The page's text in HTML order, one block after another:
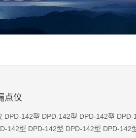
点仪
142型 DPD-142型 DPD-142型 DPD-142型 DPD-142型 DPD-